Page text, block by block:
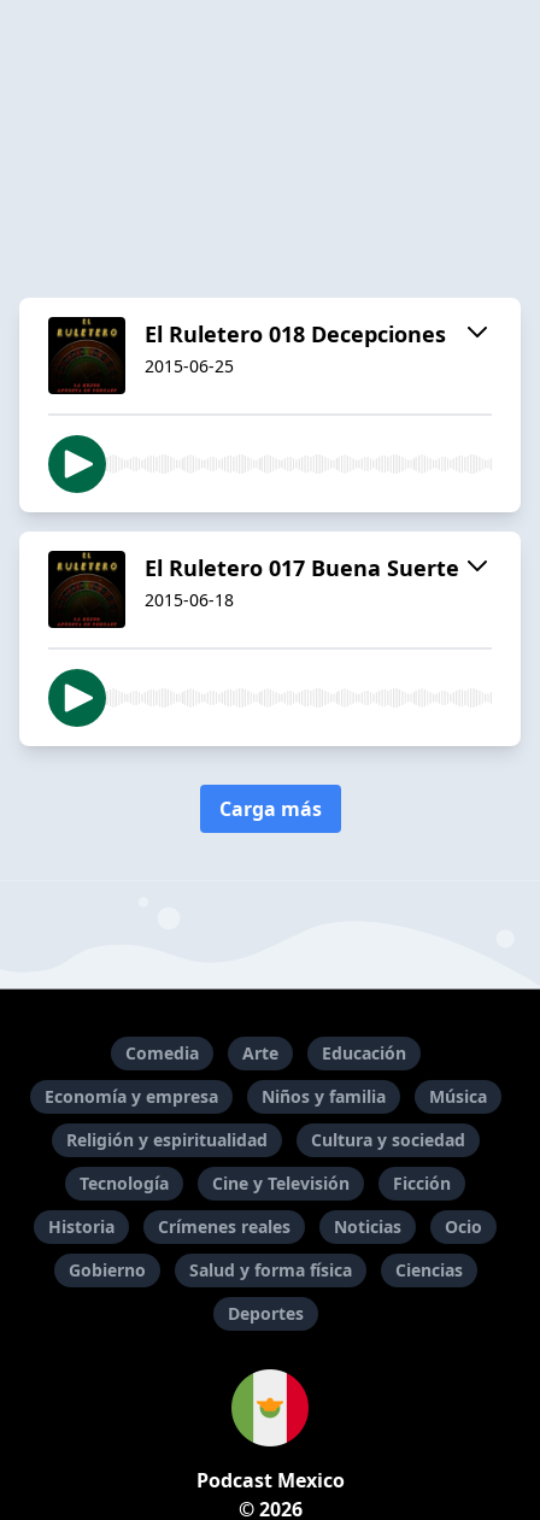
El Ruletero 018 Decepciones
2015-06-25
El Ruletero 017 Buena Suerte
2015-06-18
Carga más
Comedia Arte
Educación
Economía y empresa
Niños y familia
Música
Religión y espiritualidad
Cultura y sociedad
Tecnología
Cine y Televisión
Ficción
Historia
Crímenes reales Noticias
Ocio
Gobierno
Salud y forma física
Ciencias
Deportes
Podcast Mexico
© 2026